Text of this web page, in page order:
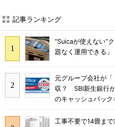
記事ランキング
“Suicaが使えない”
題なく運用できる」
元グループ会社が
収？ SBI新生銀行
のキャッシュバッ
工事不要で14畳ま